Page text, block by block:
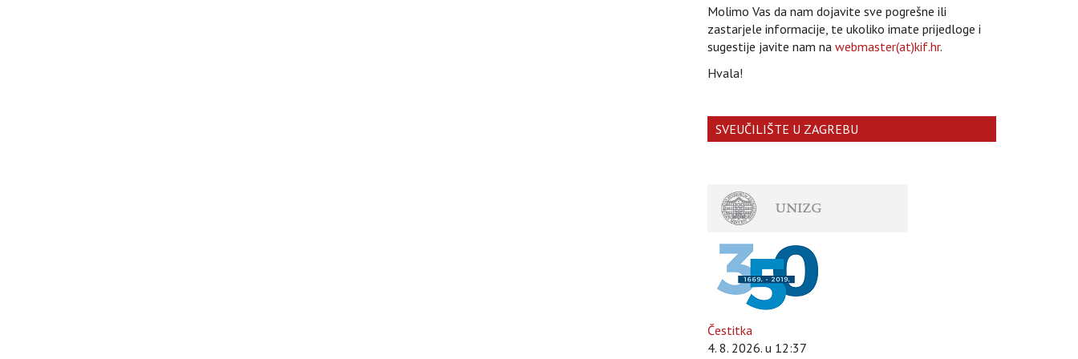
Molimo Vas da nam dojavite sve pogrešne ili
zastarjele informacije, te ukoliko imate prijedloge i
sugestije javite nam na webmaster(at)kif.hr.
Hvala!
SVEUČILIŠTE U ZAGREBU
Čestitka
4. 8. 2026. u 12:37